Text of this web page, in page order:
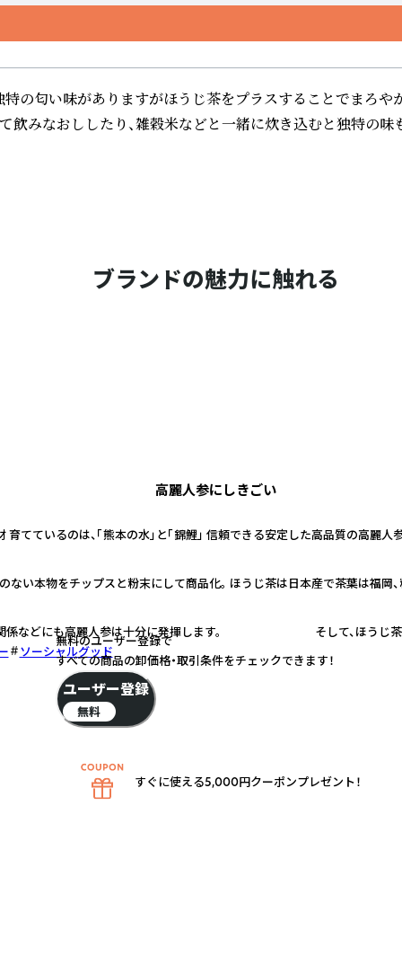
味がありますがほうじ茶をプラスすることでまろや
みなおししたり、雑穀米などと一緒に炊き込むと独特の
ブランドの魅力に触れる
高麗人参にしきごい
てているのは、「熊本の水」と「錦鯉」 信頼できる安定した高品質の高麗人
い本物をチップスと粉末にして商品化。 ほうじ茶は日本産で茶葉は福岡、
関係などにも高麗人参は十分に発揮します。 そして、ほうじ茶と
ソーシャルグッド
無料のユーザー登録で
すべての商品の卸価格・取引条件をチェックできます！
ユーザー登録
無料
すぐに使える5,000円クーポンプレゼント！